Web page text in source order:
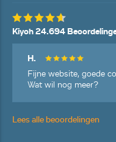
Kiyoh 24.694
H.
Fijne website, goede
Wat wil nog meer?
Lees alle beoordelingen